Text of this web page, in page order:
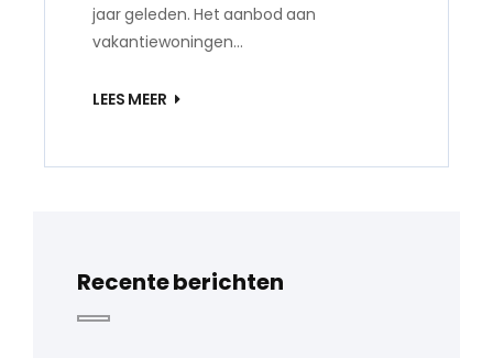
jaar geleden. Het aanbod aan
vakantiewoningen…
LEES MEER
Recente berichten